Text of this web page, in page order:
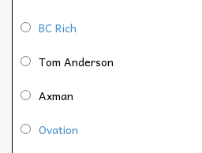
BC Rich
Tom Anderson
Axman
Ovation